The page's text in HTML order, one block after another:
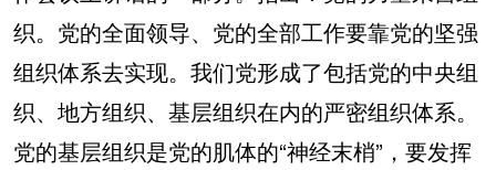
织。党的全面领导、党的全部工作要靠党的坚强
组织体系去实现。我们党形成了包括党的中央组
织、地方组织、基层组织在内的严密组织体系。
党的基层组织是党的肌体的“神经末梢”，要发挥